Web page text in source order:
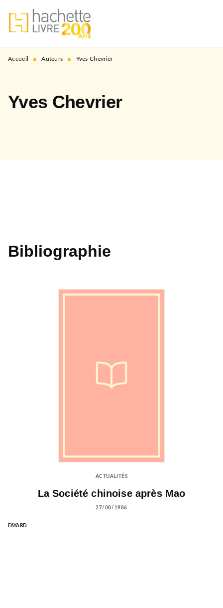
MENU RECHERCHE
PIED DE PAGE
Accueil • Auteurs • Yves Chevrier
Yves Chevrier
Bibliographie
ACTUALITÉS
La Société chinoise après Mao
27/08/1986
FAYARD